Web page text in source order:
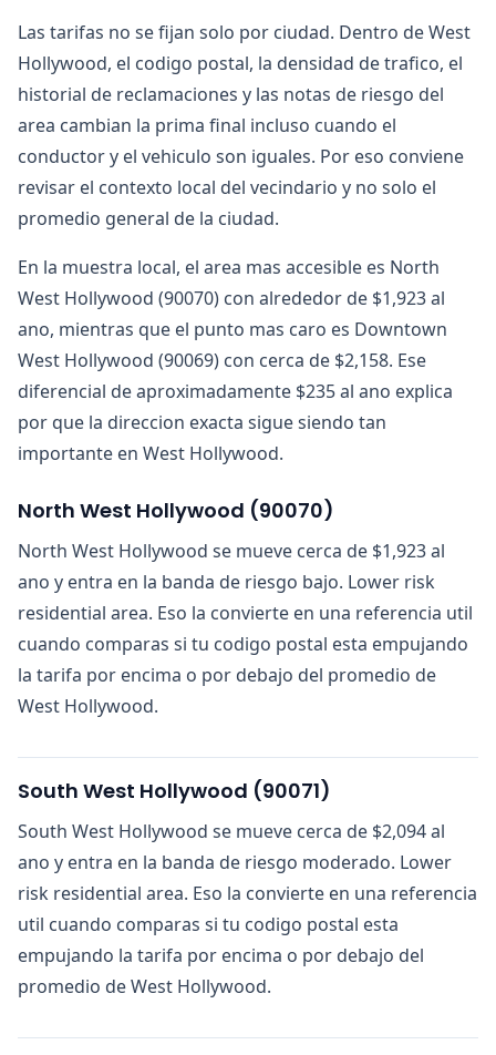
Las tarifas no se fijan solo por ciudad. Dentro de West
Hollywood, el codigo postal, la densidad de trafico, el
historial de reclamaciones y las notas de riesgo del
area cambian la prima final incluso cuando el
conductor y el vehiculo son iguales. Por eso conviene
revisar el contexto local del vecindario y no solo el
promedio general de la ciudad.
En la muestra local, el area mas accesible es North
West Hollywood (90070) con alrededor de $1,923 al
ano, mientras que el punto mas caro es Downtown
West Hollywood (90069) con cerca de $2,158. Ese
diferencial de aproximadamente $235 al ano explica
por que la direccion exacta sigue siendo tan
importante en West Hollywood.
North West Hollywood (90070)
North West Hollywood se mueve cerca de $1,923 al
ano y entra en la banda de riesgo bajo. Lower risk
residential area. Eso la convierte en una referencia util
cuando comparas si tu codigo postal esta empujando
la tarifa por encima o por debajo del promedio de
West Hollywood.
South West Hollywood (90071)
South West Hollywood se mueve cerca de $2,094 al
ano y entra en la banda de riesgo moderado. Lower
risk residential area. Eso la convierte en una referencia
util cuando comparas si tu codigo postal esta
empujando la tarifa por encima o por debajo del
promedio de West Hollywood.